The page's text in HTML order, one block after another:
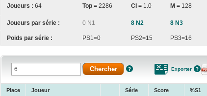
Joueurs : 64 Top = 2286 CI = 1.0 M = 128
Joueurs par série : 0 N1 8 N2 8 N3
Poids par série : PS1=0 PS2=15 PS3=16
Exporter
Place Joueur Série Score %S1